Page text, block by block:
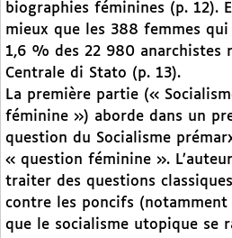
biographies féminines (p. 12).
mieux que les 388 femmes
1,6 % des 22 980 anarchistes
Centrale di Stato (p. 13).
La première partie («
féminine ») aborde dans un
question du Socialisme
« question féminine ».
traiter des questions
contre les poncifs (notamment
que le socialisme utopique se